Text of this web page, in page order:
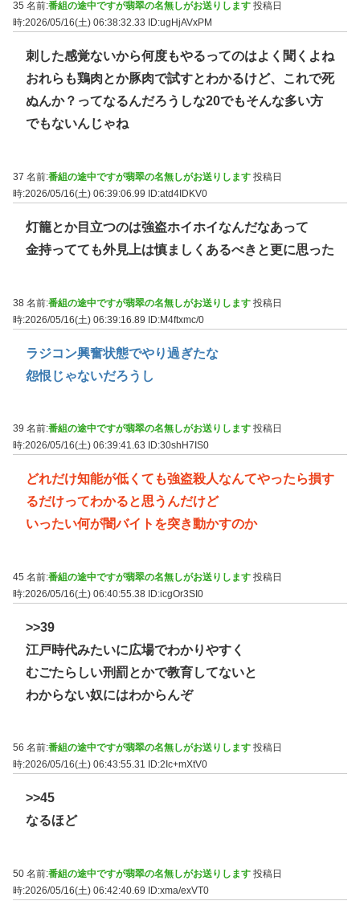
35 名前:番組の途中ですが翡翠の名無しがお送りします 投稿日
時:2026/05/16(土) 06:38:32.33
ID:ugHjAVxPM
刺した感覚ないから何度もやるってのはよく聞くよね
おれらも鶏肉とか豚肉で試すとわかるけど、これで死
ぬんか？ってなるんだろうしな20でもそんな多い方
でもないんじゃね
37 名前:番組の途中ですが翡翠の名無しがお送りします 投稿日
時:2026/05/16(土) 06:39:06.99
ID:atd4IDKV0
灯籠とか目立つのは強盗ホイホイなんだなあって
金持ってても外見上は慎ましくあるべきと更に思った
38 名前:番組の途中ですが翡翠の名無しがお送りします 投稿日
時:2026/05/16(土) 06:39:16.89 ID:M4ftxmc/0
ラジコン興奮状態でやり過ぎたな
怨恨じゃないだろうし
39 名前:番組の途中ですが翡翠の名無しがお送りします 投稿日
時:2026/05/16(土) 06:39:41.63
ID:30shH7IS0
どれだけ知能が低くても強盗殺人なんてやったら損す
るだけってわかると思うんだけど
いったい何が闇バイトを突き動かすのか
45 名前:番組の途中ですが翡翠の名無しがお送りします 投稿日
時:2026/05/16(土) 06:40:55.38 ID:icgOr3SI0
>>39
江戸時代みたいに広場でわかりやすく
むごたらしい刑罰とかで教育してないと
わからない奴にはわからんぞ
56 名前:番組の途中ですが翡翠の名無しがお送りします 投稿日
時:2026/05/16(土) 06:43:55.31
ID:2Ic+mXtV0
>>45
なるほど
50 名前:番組の途中ですが翡翠の名無しがお送りします 投稿日
時:2026/05/16(土) 06:42:40.69 ID:xma/exVT0